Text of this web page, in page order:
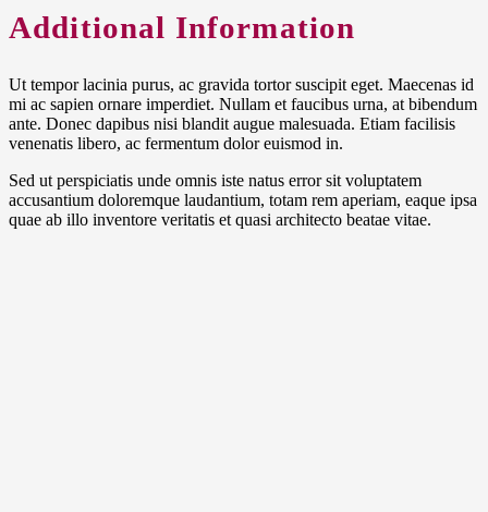
Additional Information
Ut tempor lacinia purus, ac gravida tortor suscipit eget. Maecenas id
mi ac sapien ornare imperdiet. Nullam et faucibus urna, at bibendum
ante. Donec dapibus nisi blandit augue malesuada. Etiam facilisis
venenatis libero, ac fermentum dolor euismod in.
Sed ut perspiciatis unde omnis iste natus error sit voluptatem
accusantium doloremque laudantium, totam rem aperiam, eaque ipsa
quae ab illo inventore veritatis et quasi architecto beatae vitae.